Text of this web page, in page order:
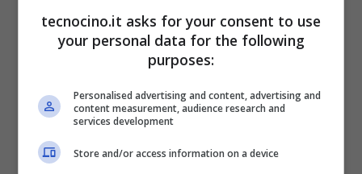
tecnocino.it asks for your consent to use
your personal data for the following
purposes:
Personalised advertising and content, advertising and
content measurement, audience research and
services development
Store and/or access information on a device